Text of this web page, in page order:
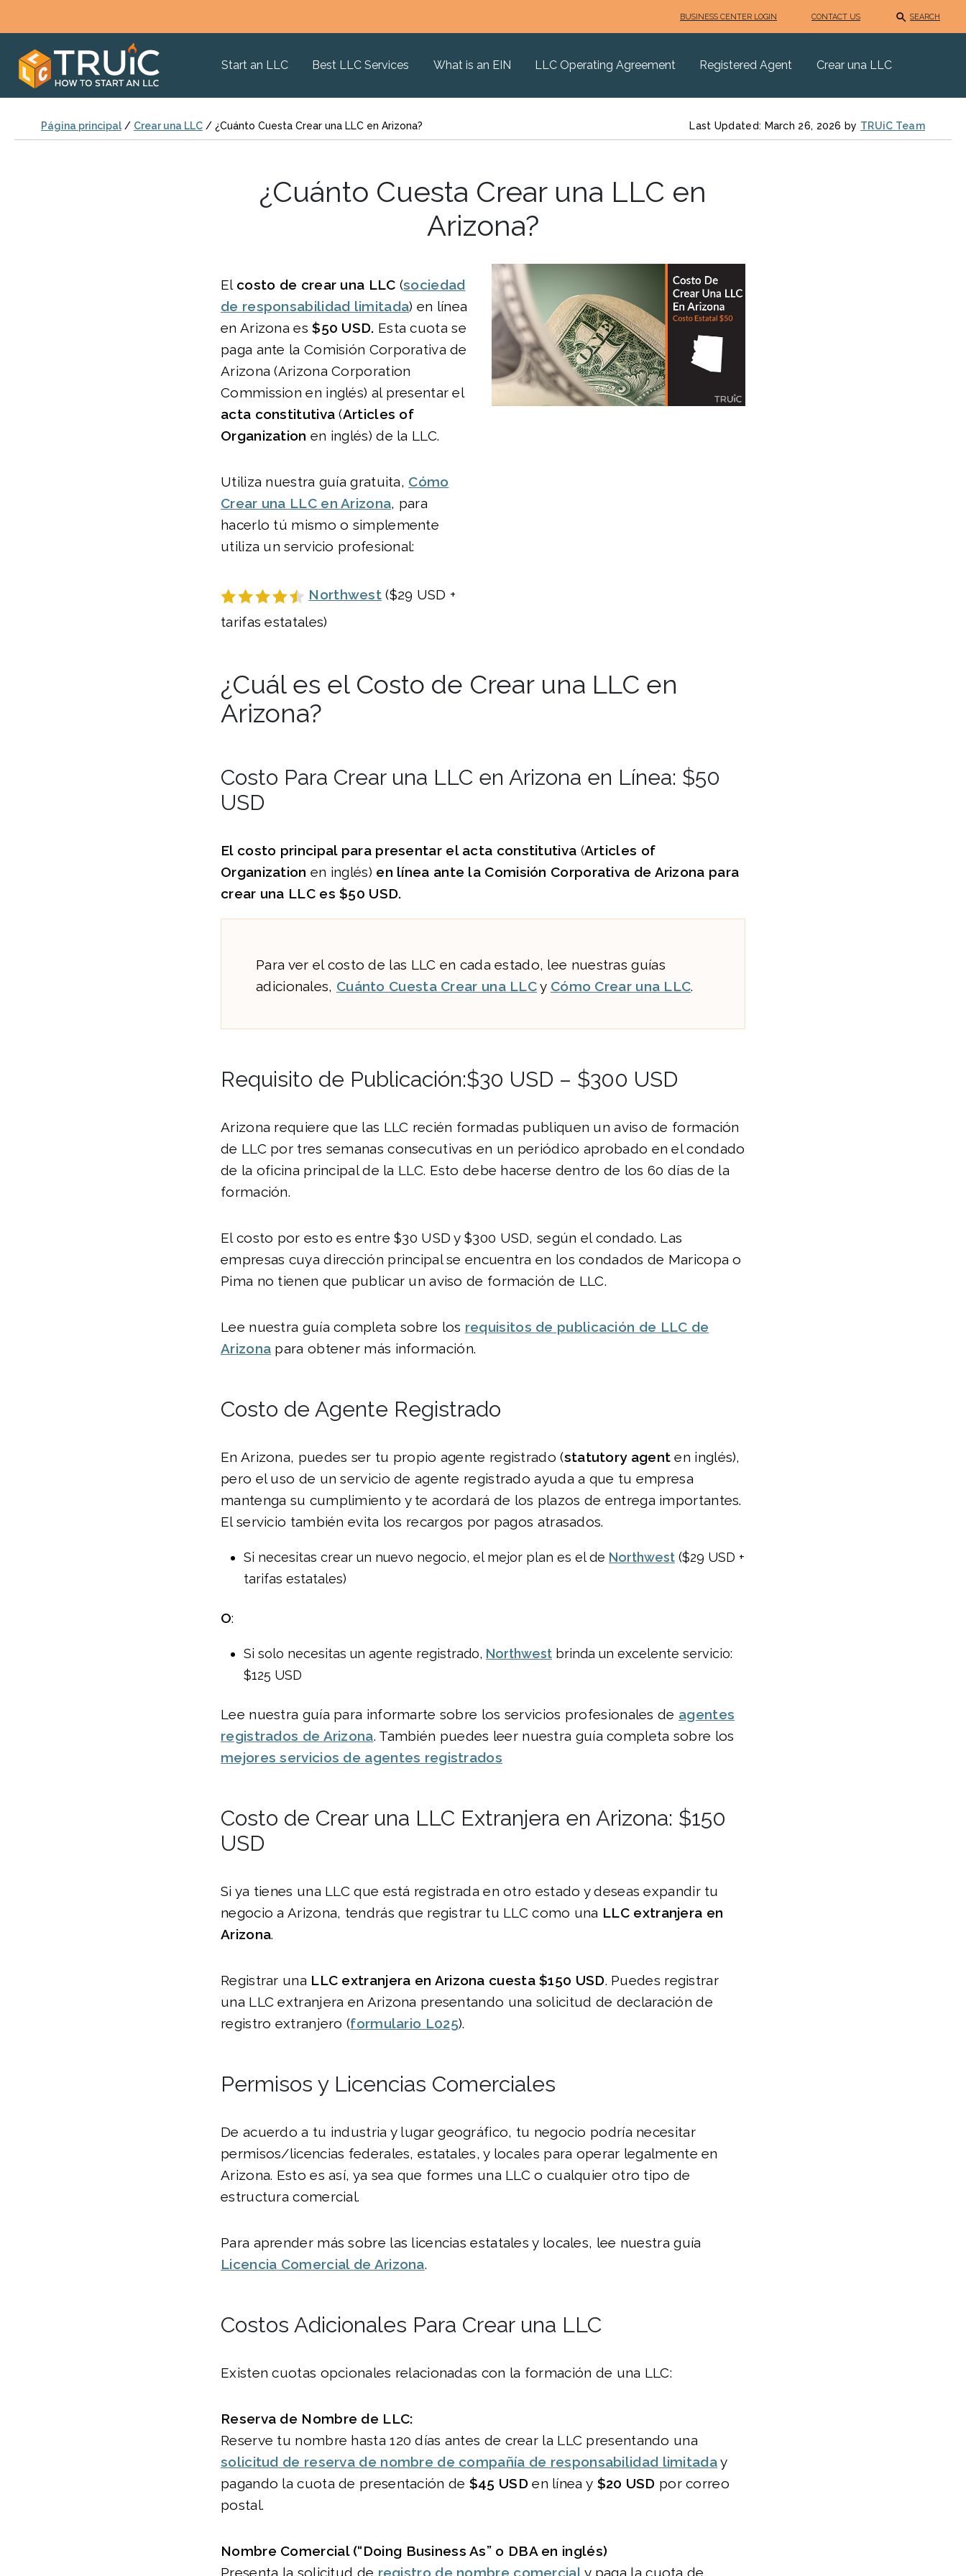
BUSINESS CENTER LOGIN CONTACT US SEARCH
Start an LLC Best LLC Services What is an EIN LLC Operating Agreement Registered Agent Crear una LLC
Página principal / Crear una LLC / ¿Cuánto Cuesta Crear una LLC en Arizona? Last Updated: March 26, 2026 by TRUiC Team
¿Cuánto Cuesta Crear una LLC en
Arizona?
El costo de crear una LLC (sociedad
de responsabilidad limitada) en línea
en Arizona es$50 USD. Esta cuota se
paga ante la Comisión Corporativa de
Arizona (Arizona Corporation
Commission en inglés) al presentar el
acta constitutiva (Articles of
Organization en inglés) de la LLC.
Utiliza nuestra guía gratuita, Cómo
Crear una LLC en Arizona, para
hacerlo tú mismo o simplemente
utiliza un servicio profesional:
Northwest ($29 USD +
tarifas estatales)
¿Cuál es el Costo de Crear una LLC en
Arizona?
Costo Para Crear una LLC en Arizona en Línea: $50
USD
El costo principal para presentar el acta constitutiva (Articles of
Organization en inglés) en línea ante la Comisión Corporativa de Arizona para
crear una LLC es$50 USD.
Para ver el costo de las LLC en cada estado, lee nuestras guías
adicionales, Cuánto Cuesta Crear una LLCy Cómo Crear una LLC.
Requisito de Publicación:$30 USD – $300 USD
Arizona requiere que las LLC recién formadas publiquen un aviso de formación
de LLC por tres semanas consecutivas en un periódico aprobado en el condado
de la oficina principal de la LLC. Esto debe hacerse dentro de los 60 días de la
formación.
El costo por esto es entre $30 USD y $300 USD, según el condado. Las
empresas cuya dirección principal se encuentra en los condados de Maricopa o
Pima no tienen que publicar un aviso de formación de LLC.
Lee nuestra guía completa sobre los requisitos de publicación de LLC de
Arizona para obtener más información.
Costo de Agente Registrado
En Arizona, puedes ser tu propio agente registrado (statutory agent en inglés),
pero el uso de un servicio de agente registrado ayuda a que tu empresa
mantenga su cumplimiento y te acordará de los plazos de entrega importantes.
El servicio también evita los recargos por pagos atrasados.
Si necesitas crear un nuevo negocio, el mejor plan es el de Northwest ($29 USD +
tarifas estatales)
O:
Si solo necesitas un agente registrado, Northwest brinda un excelente servicio:
$125 USD
Lee nuestra guía para informarte sobre los servicios profesionales de agentes
registrados de Arizona. También puedes leer nuestra guía completa sobre los
mejores servicios de agentes registrados
Costo de Crear una LLC Extranjera en Arizona: $150
USD
Si ya tienes una LLC que está registrada en otro estado y deseas expandir tu
negocio a Arizona, tendrás que registrar tu LLC como una LLC extranjera en
Arizona.
Registrar una LLC extranjera en Arizona cuesta$150 USD. Puedes registrar
una LLC extranjera en Arizona presentando una solicitud de declaración de
registro extranjero (formulario L025).
Permisos y Licencias Comerciales
De acuerdo a tu industria y lugar geográfico, tu negocio podría necesitar
permisos/licencias federales, estatales, y locales para operar legalmente en
Arizona. Esto es así, ya sea que formes una LLC o cualquier otro tipo de
estructura comercial.
Para aprender más sobre las licencias estatales y locales, lee nuestra guía
Licencia Comercial de Arizona.
Costos Adicionales Para Crear una LLC
Existen cuotas opcionales relacionadas con la formación de una LLC:
Reserva de Nombre de LLC:
Reserve tu nombre hasta 120 días antes de crear la LLC presentando una
solicitud de reserva de nombre de compañía de responsabilidad limitaday
pagando la cuota de presentación de $45 USDen línea y $20 USD por correo
postal.
Nombre Comercial (“Doing Business As” o DBA en inglés)
Presenta la solicitud de registro de nombre comercial y paga la cuota de